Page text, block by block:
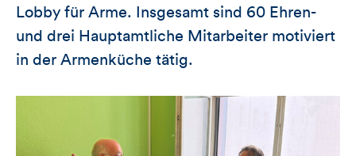
Lobby für Arme. Insgesamt sind 60 Ehren-
und drei Hauptamtliche Mitarbeiter motiviert
in der Armenküche tätig.